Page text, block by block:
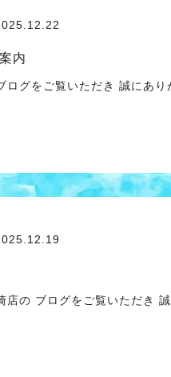
内
ログをご覧いただき 誠にあ
店の ブログをご覧いただき